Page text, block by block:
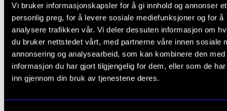
Vi bruker informasjonskapsler for å gi innhold og annonser et
personlig preg, for å levere sosiale mediefunksjoner og for å
analysere trafikken vår. Vi deler dessuten informasjon om
du bruker nettstedet vårt, med partnerne våre innen sosiale
annonsering og analysearbeid, som kan kombinere den med
informasjon du har gjort tilgjengelig for dem, eller som de
inn gjennom din bruk av tjenestene deres.